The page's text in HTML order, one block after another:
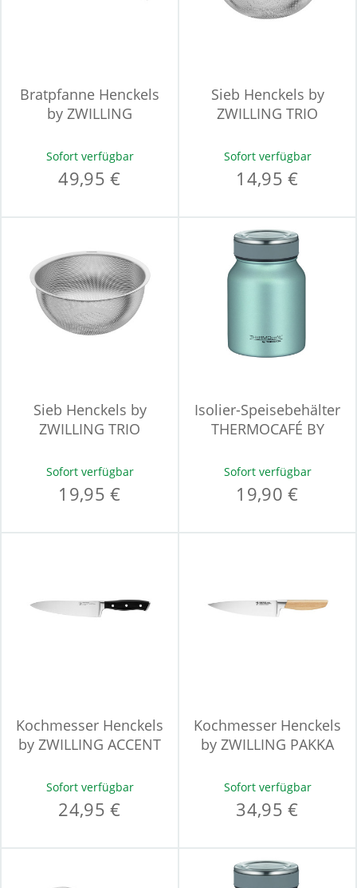
Bratpfanne Henckels
by ZWILLING
Sofort verfügbar
49,95 €
Sieb Henckels by
ZWILLING TRIO
Sofort verfügbar
14,95 €
Sieb Henckels by
ZWILLING TRIO
Sofort verfügbar
19,95 €
Isolier-Speisebehälter
THERMOCAFÉ BY
Sofort verfügbar
19,90 €
Kochmesser Henckels
by ZWILLING ACCENT
Sofort verfügbar
24,95 €
Kochmesser Henckels
by ZWILLING PAKKA
Sofort verfügbar
34,95 €